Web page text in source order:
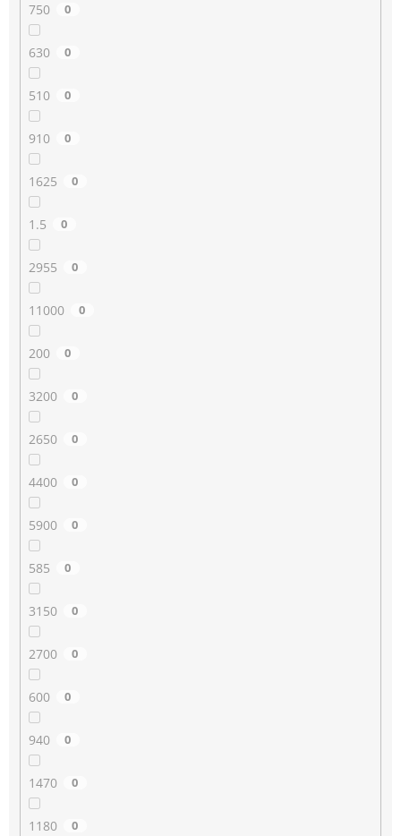
750 0
630 0
510 0
910 0
1625 0
1.5 0
2955 0
11000 0
200 0
3200 0
2650 0
4400 0
5900 0
585 0
3150 0
2700 0
600 0
940 0
1470 0
1180 0